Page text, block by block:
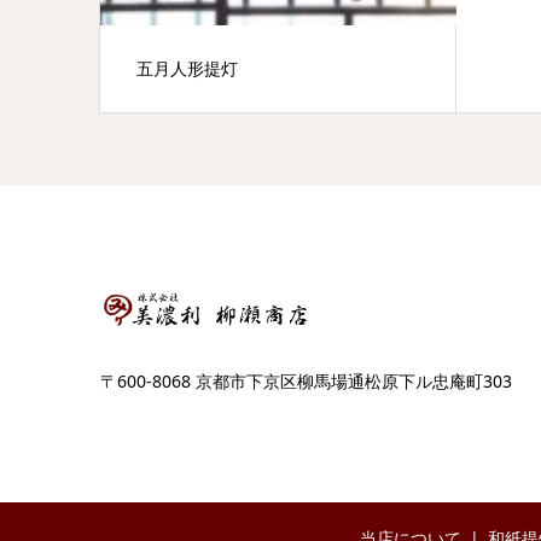
五月人形提灯
〒600-8068 京都市下京区柳馬場通松原下ル忠庵町303